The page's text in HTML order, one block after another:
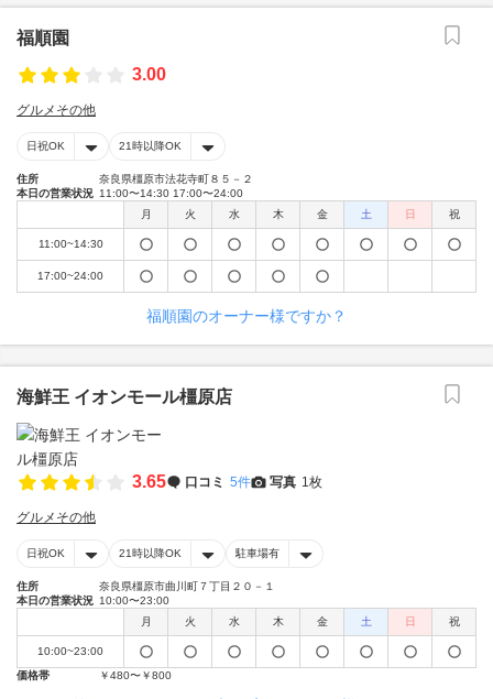
福順園
3.00
グルメその他
日祝OK 21時以降OK
住所
奈良県橿原市法花寺町８５－２
本日の営業状況 11:00〜14:30 17:00〜24:00
月
火 水 木 金 土 日 祝
11:00~14:30
17:00~24:00
福順園のオーナー様ですか？
海鮮王 イオンモール橿原店
3.65 口コミ 5件 写真 1枚
グルメその他
日祝OK 21時以降OK 駐車場有
住所
奈良県橿原市曲川町７丁目２０－１
本日の営業状況 10:00〜23:00
月
火 水 木 金 土 日 祝
10:00~23:00
価格帯
￥480〜￥800